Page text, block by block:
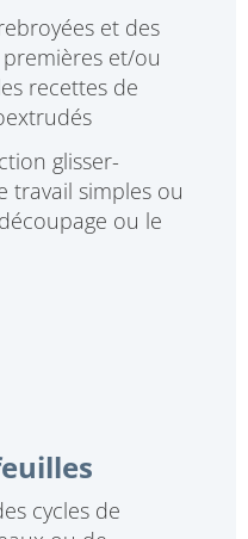
et des
et/ou
recettes de
glisser-
travail simples ou
ou le
cycles de